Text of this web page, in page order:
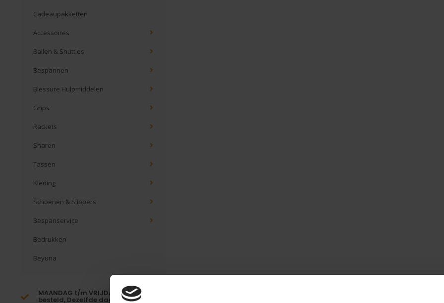
Cadeaupakketten
Accessoires
Ballen & Shuttles
Bespannen
Blessure Hulpmiddelen
Grips
Rackets
Snaren
Tassen
Kleding
Schoenen & Slippers
Bespanservice
Bedrukken
Beyuna
MAANDAG t/m VRIJDAG voor 16:00
besteld, Dezelfde dag verzonden!*